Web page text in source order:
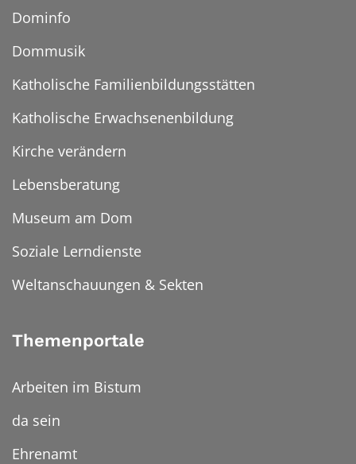
Dominfo
Dommusik
Katholische Familienbildungsstätten
Katholische Erwachsenenbildung
Kirche verändern
Lebensberatung
Museum am Dom
Soziale Lerndienste
Weltanschauungen & Sekten
Themenportale
Arbeiten im Bistum
da sein
Ehrenamt